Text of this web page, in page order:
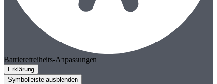
Barrierefreiheits-Anpassungen
Erklärung
Symbolleiste ausblenden